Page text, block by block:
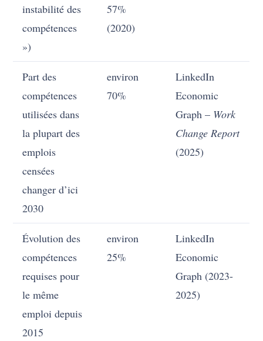
instabilité des
compétences
»)
57%
(2020)
Part des
compétences
utilisées dans
la plupart des
emplois
censées
changer d’ici
2030
environ
70%
LinkedIn
Economic
Graph – Work
Change Report
(2025)
Évolution des
compétences
requises pour
le même
emploi depuis
2015
environ
25%
LinkedIn
Economic
Graph (2023-
2025)